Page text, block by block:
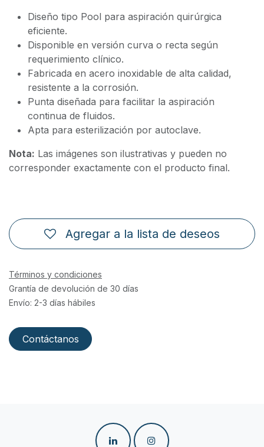
Diseño tipo Pool para aspiración quirúrgica
eficiente.
Disponible en versión curva o recta según
requerimiento clínico.
Fabricada en acero inoxidable de alta calidad,
resistente a la corrosión.
Punta diseñada para facilitar la aspiración
continua de fluidos.
Apta para esterilización por autoclave.
Nota: Las imágenes son ilustrativas y pueden no
corresponder exactamente con el producto final.
Agregar a la lista de deseos
Términos y condiciones
Grantía de devolución de 30 días
Envío: 2-3 días hábiles
Contáctanos